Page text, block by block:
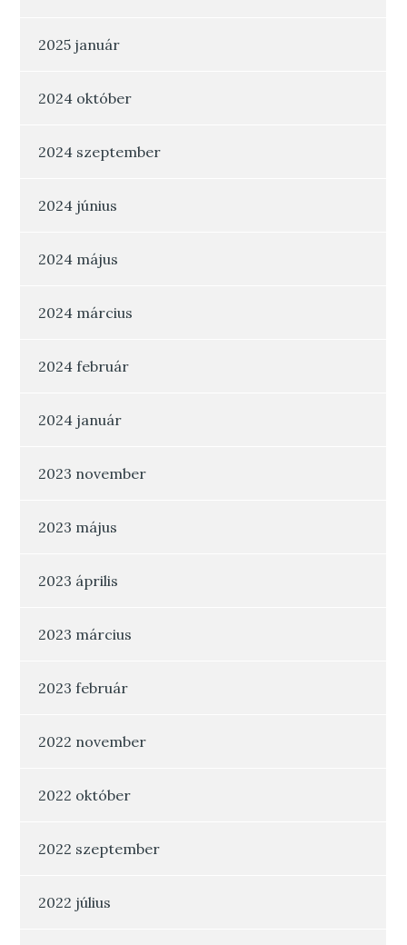
2025 január
2024 október
2024 szeptember
2024 június
2024 május
2024 március
2024 február
2024 január
2023 november
2023 május
2023 április
2023 március
2023 február
2022 november
2022 október
2022 szeptember
2022 július